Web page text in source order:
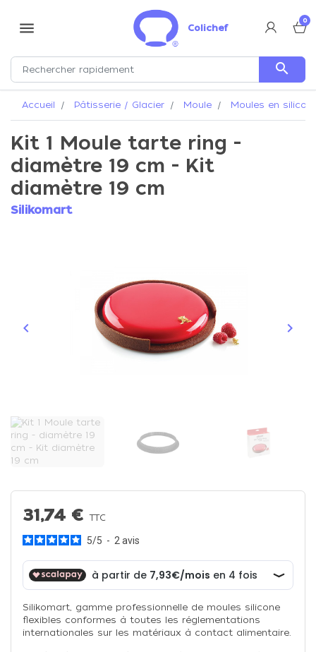
menu Colichef
0
search
Accueil Pâtisserie / Glacier Moule Moules en
Kit 1 Moule tarte ring -
diamètre 19 cm - Kit
diamètre 19 cm
Silikomart
Précédent
keyboard_arrow_left keyboard_arrow_right
31,74 €TTC
5/5 - 2 avis
Silikomart, gamme professionnelle de moules silicone
flexibles conformes à toutes les réglementations
internationales sur les matériaux à contact alimentaire.